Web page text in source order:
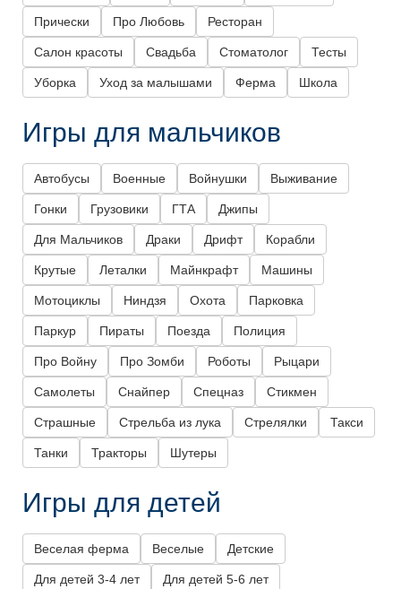
Прически Про Любовь Ресторан
Салон красоты Свадьба Стоматолог Тесты
Уборка Уход за малышами Ферма Школа
Игры для мальчиков
Автобусы Военные Войнушки Выживание
Гонки Грузовики ГТА Джипы
Для Мальчиков Драки Дрифт Корабли
Крутые Леталки Майнкрафт Машины
Мотоциклы Ниндзя Охота Парковка
Паркур Пираты Поезда Полиция
Про Войну Про Зомби Роботы Рыцари
Самолеты Снайпер Спецназ Стикмен
Страшные Стрельба из лука Стрелялки Такси
Танки Тракторы Шутеры
Игры для детей
Веселая ферма Веселые Детские
Для детей 3-4 лет Для детей 5-6 лет